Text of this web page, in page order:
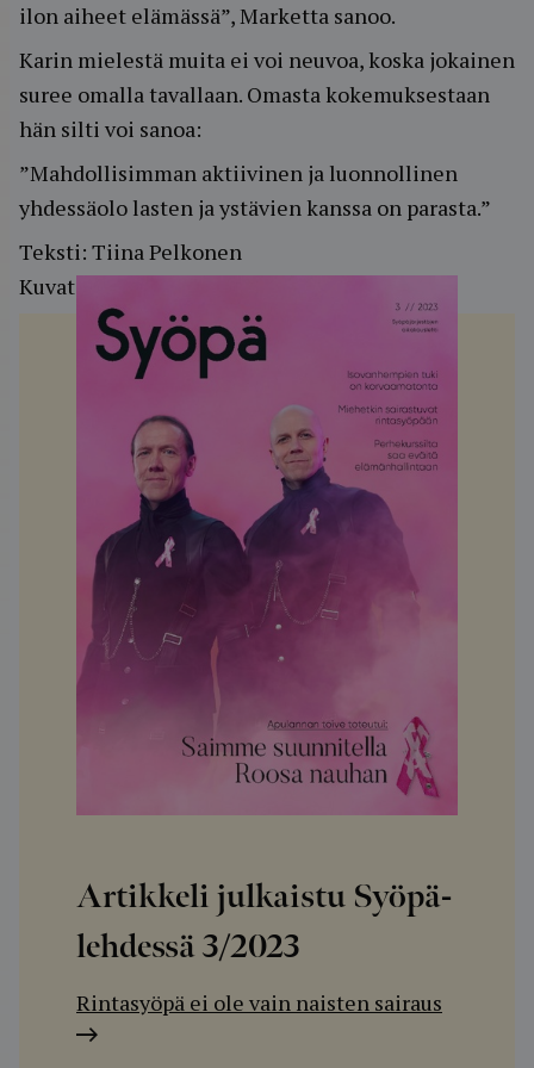
ilon aiheet elämässä”, Marketta sanoo.
Karin mielestä muita ei voi neuvoa, koska jokainen
suree omalla tavallaan. Omasta kokemuksestaan
hän silti voi sanoa:
”Mahdollisimman aktiivinen ja luonnollinen
yhdessäolo lasten ja ystävien kanssa on parasta.”
Teksti: Tiina Pelkonen
Kuvat: Tomi Westerholm
Artikkeli julkaistu Syöpä-
lehdessä3/2023
Rintasyöpä ei ole vain naisten sairaus